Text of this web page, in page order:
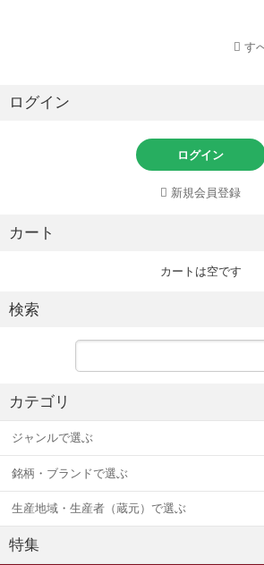
す
ログイン
ログイン
新規会員登録
カート
カートは空です
検索
カテゴリ
ジャンルで選ぶ
銘柄・ブランドで選ぶ
生産地域・生産者（蔵元）で選ぶ
特集